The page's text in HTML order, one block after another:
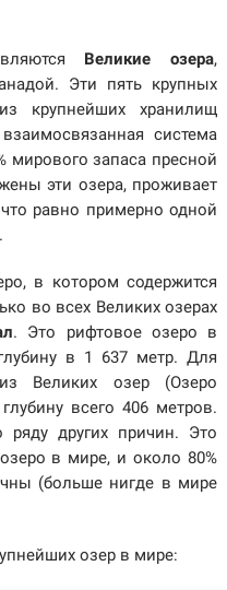
Великие озера,
Эти пять крупных
крупнейших хранилищ
система
мирового запаса пресной
эти озера, проживает
равно примерно одной
в котором содержится
во всех Великих озерах
. Это рифтовое озеро в
в 1 637 метр. Для
Великих озер (Озеро
всего 406 метров.
других причин. Это
в мире, и около 80%
(больше нигде в мире
озер в мире: